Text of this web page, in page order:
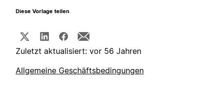
Diese Vorlage teilen
Zuletzt aktualisiert: vor 56 Jahren
Allgemeine Geschäftsbedingungen